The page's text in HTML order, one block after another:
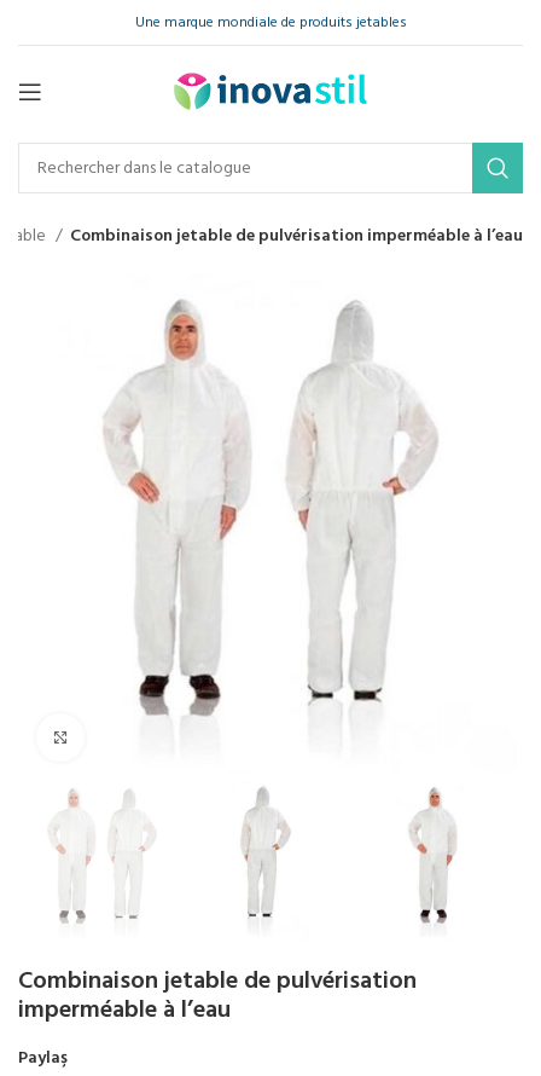
Une marque mondiale de produits jetables
Combinaison jetable de pulvérisation imperméable à l’eau
Combinaison jetable de pulvérisation
imperméable à l’eau
Paylaş